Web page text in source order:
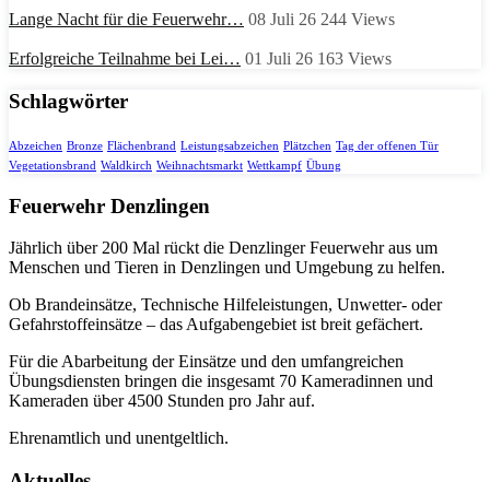
Lange Nacht für die Feuerwehr… 08 Juli 26 244 Views
Erfolgreiche Teilnahme bei Lei… 01 Juli 26 163 Views
Schlagwörter
Abzeichen Bronze Flächenbrand Leistungsabzeichen Plätzchen Tag der offenen Tür
Vegetationsbrand Waldkirch Weihnachtsmarkt Wettkampf Übung
Feuerwehr Denzlingen
Jährlich über 200 Mal rückt die Denzlinger Feuerwehr aus um
Menschen und Tieren in Denzlingen und Umgebung zu helfen.
Ob Brandeinsätze, Technische Hilfeleistungen, Unwetter- oder
Gefahrstoffeinsätze – das Aufgabengebiet ist breit gefächert.
Für die Abarbeitung der Einsätze und den umfangreichen
Übungsdiensten bringen die insgesamt 70 Kameradinnen und
Kameraden über 4500 Stunden pro Jahr auf.
Ehrenamtlich und unentgeltlich.